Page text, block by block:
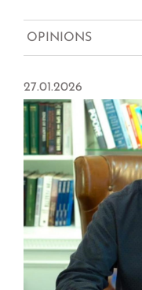
OPINIONS
27.01.2026